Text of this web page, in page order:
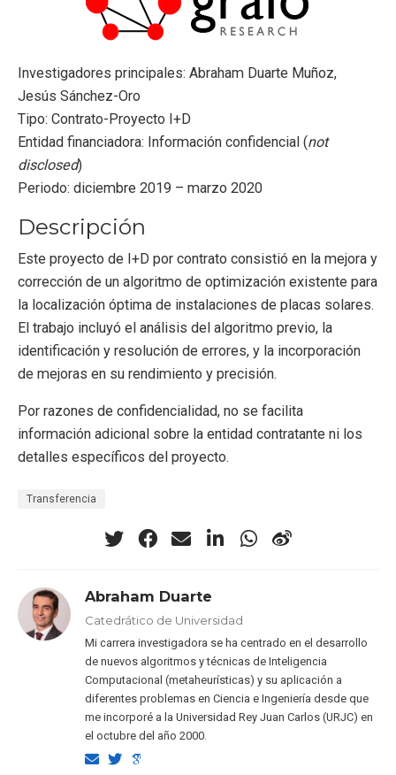
Investigadores principales: Abraham Duarte Muñoz,
Jesús Sánchez-Oro
Tipo: Contrato-Proyecto I+D
Entidad financiadora: Información confidencial (not
disclosed)
Periodo: diciembre 2019 – marzo 2020
Descripción
Este proyecto de I+D por contrato consistió en la mejora y
corrección de un algoritmo de optimización existente para
la localización óptima de instalaciones de placas solares.
El trabajo incluyó el análisis del algoritmo previo, la
identificación y resolución de errores, y la incorporación
de mejoras en su rendimiento y precisión.
Por razones de confidencialidad, no se facilita
información adicional sobre la entidad contratante ni los
detalles específicos del proyecto.
Transferencia
Abraham Duarte
Catedrático de Universidad
Mi carrera investigadora se ha centrado en el desarrollo
de nuevos algoritmos y técnicas de Inteligencia
Computacional (metaheurísticas) y su aplicación a
diferentes problemas en Ciencia e Ingeniería desde que
me incorporé a la Universidad Rey Juan Carlos (URJC) en
el octubre del año 2000.